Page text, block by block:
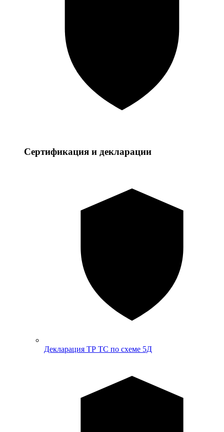
Сертификация и декларации
Декларация ТР ТС по схеме 5Д